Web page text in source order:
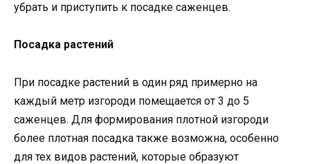
убрать и приступить к посадке саженцев.
Посадка растений
При посадке растений в один ряд примерно на
каждый метр изгороди помещается от 3 до 5
саженцев. Для формирования плотной изгороди
более плотная посадка также возможна, особенно
для тех видов растений, которые образуют